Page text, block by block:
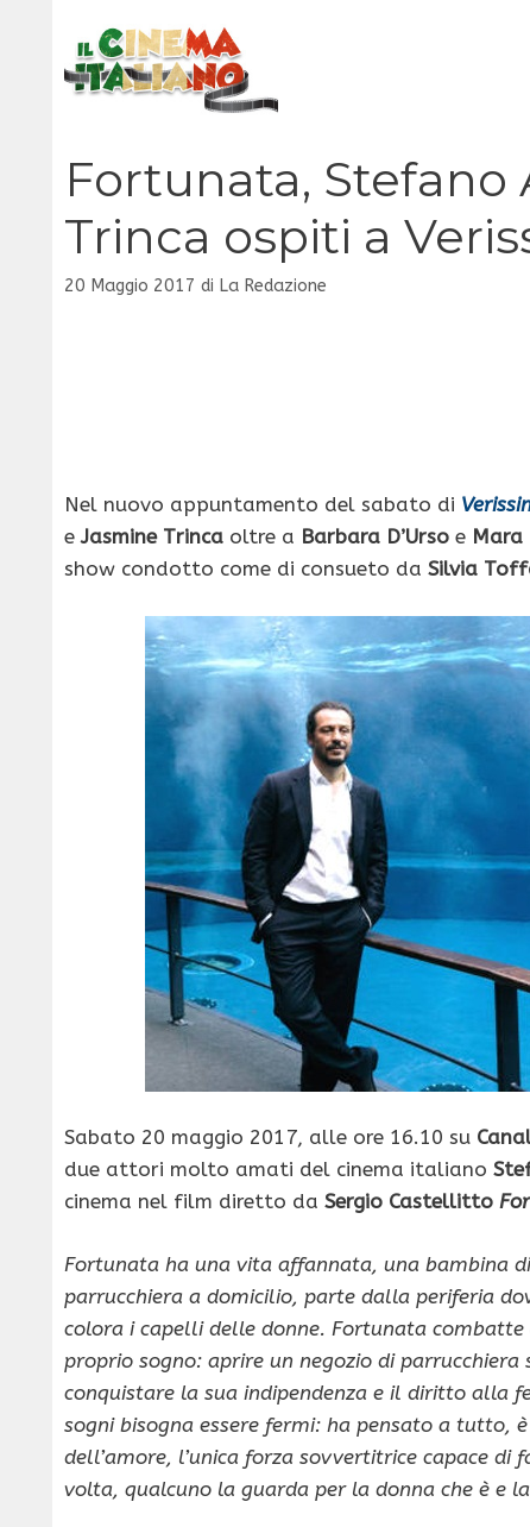
contenuto
Fortunata, Stefano
Trinca ospiti a
20 Maggio 2017 di La Redazione
Nel nuovo appuntamento del sabato di
eJasmine Trinca oltre a Barbara D’Urso e Mara
show condotto come di consueto da Silvia
Sabato 20 maggio 2017, alle ore 16.10 su
due attori molto amati del cinema italiano
cinema nel film diretto da Sergio Castellitto
Fortunata ha una vita affannata, una bambina
parrucchiera a domicilio, parte dalla periferia
colora i capelli delle donne. Fortunata
proprio sogno: aprire un negozio di
conquistare la sua indipendenza e il diritto alla
sogni bisogna essere fermi: ha pensato a
dell’amore, l’unica forza sovvertitrice capace di
volta, qualcuno la guarda per la donna che è e